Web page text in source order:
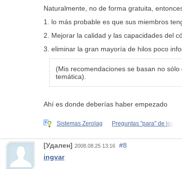
Naturalmente, no de forma gratuita,
1. lo más probable es que sus miembros
2. Mejorar la calidad y las capacidades del
3. eliminar la gran mayoría de hilos poco
(Mis recomendaciones se basan no
temática).
Ahí es donde deberías haber empezado
Sistemas Zerolag Preguntas "para" de los
[Удален] 2008.08.25 13:16
#8
ingvar